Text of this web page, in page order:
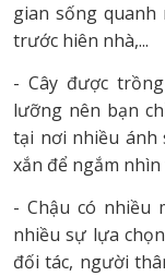
gian sống quanh
trước hiên nhà,...
- Cây được
lưỡng nên bạn
tại nơi nhiều ánh
xắn để ngắm nhìn
- Chậu có nhiều
nhiều sự lựa
đối tác, người